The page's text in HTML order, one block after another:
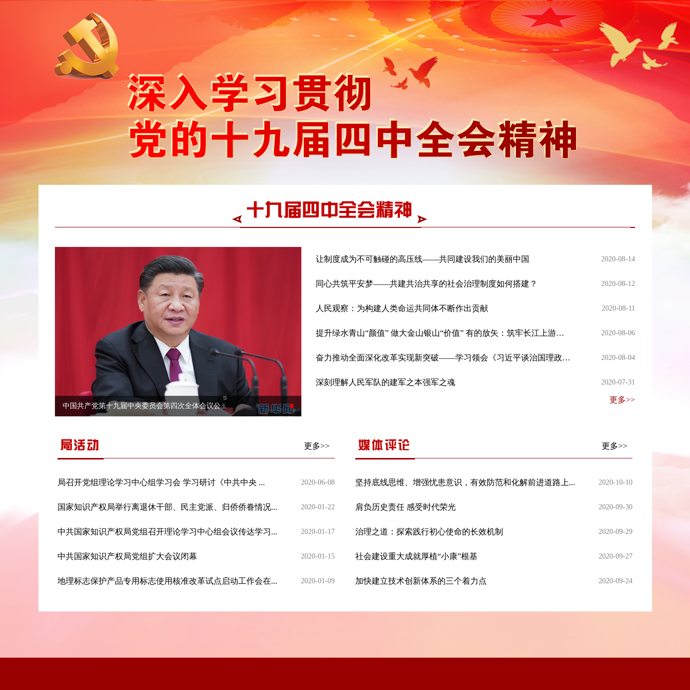
中国共产党第十九届中央委员会第四次全体会议公...
让制度成为不可触碰的高压线——共同建设我们的美丽中国 2020-08-14
同心共筑平安梦——共建共治共享的社会治理制度如何搭建？ 2020-08-12
人民观察：为构建人类命运共同体不断作出贡献 2020-08-11
提升绿水青山“颜值” 做大金山银山“价值” 有的放矢：筑牢长江上游重要生态屏障 2020-08-06
奋力推动全面深化改革实现新突破——学习领会《习近平谈治国理政》第三卷关于全面深化改革的重要论述 2020-08-04
深刻理解人民军队的建军之本强军之魂 2020-07-31
更多>>
更多>>
局召开党组理论学习中心组学习会 学习研讨《中共中央 ... 2020-06-08
国家知识产权局举行离退休干部、民主党派、归侨侨眷情况... 2020-01-22
中共国家知识产权局党组召开理论学习中心组会议传达学习... 2020-01-17
中共国家知识产权局党组扩大会议闭幕 2020-01-15
地理标志保护产品专用标志使用核准改革试点启动工作会在... 2020-01-09
更多>>
坚持底线思维、增强忧患意识，有效防范和化解前进道路上... 2020-10-10
肩负历史责任 感受时代荣光 2020-09-30
治理之道：探索践行初心使命的长效机制 2020-09-29
社会建设重大成就厚植“小康”根基 2020-09-27
加快建立技术创新体系的三个着力点 2020-09-24